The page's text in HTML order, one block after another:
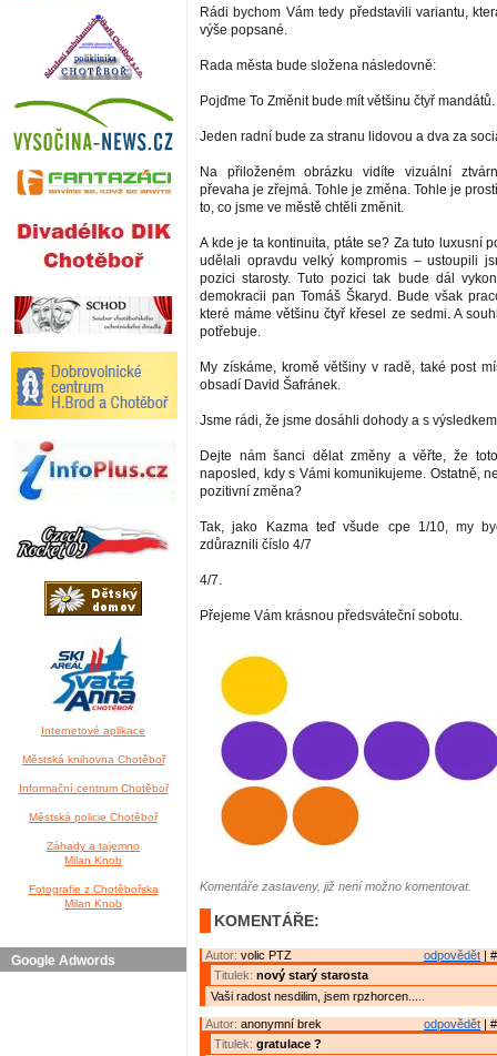
Internetové aplikace
Městská knihovna Chotěboř
Informační centrum Chotěboř
Městská policie Chotěboř
Záhady a tajemno
Milan Knob
Fotografie z Chotěbořska
Milan Knob
Google Adwords
Rádi bychom Vám tedy představili variantu,
výše popsané.
Rada města bude složena následovně:
Pojďme To Změnit bude mít většinu čtyř mandátů.
Jeden radní bude za stranu lidovou a dva za
Na přiloženém obrázku vidíte vizuální
převaha je zřejmá. Tohle je změna. Tohle je
to, co jsme ve městě chtěli změnit.
A kde je ta kontinuita, ptáte se? Za tuto luxusní
udělali opravdu velký kompromis – ustoupili
pozici starosty. Tuto pozici tak bude dál
demokracii pan Tomáš Škaryd. Bude však
které máme většinu čtyř křesel ze sedmi. A
potřebuje.
My získáme, kromě většiny v radě, také post
obsadí David Šafránek.
Jsme rádi, že jsme dosáhli dohody a s
Dejte nám šanci dělat změny a věřte, že
naposled, kdy s Vámi komunikujeme. Ostatně,
pozitivní změna?
Tak, jako Kazma teď všude cpe 1/10, my
zdůraznili číslo 4/7
4/7.
Přejeme Vám krásnou předsváteční sobotu.
Komentáře zastaveny, již není možno komentovat.
KOMENTÁŘE:
odpovědět |
Autor: volic PTZ
Titulek: nový starý starosta
Vaši radost nesdilim, jsem rpzhorcen.....
odpovědět |
Autor: anonymní brek
Titulek: gratulace ?